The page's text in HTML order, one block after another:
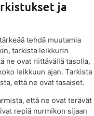
ja
tehdä muutamia
tarkista leikkurin
ne ovat riittävällä tasolla,
leikkuun ajan. Tarkista
että ne ovat tasaiset.
että ne ovat terävät
repiä nurmikon sijaan